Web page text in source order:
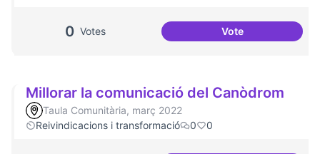
0 Votes VoteDates clau al
Millorar la comunicació del Canòdrom
Taula Comunitària, març 2022
Reivindicacions i transformació
0 0